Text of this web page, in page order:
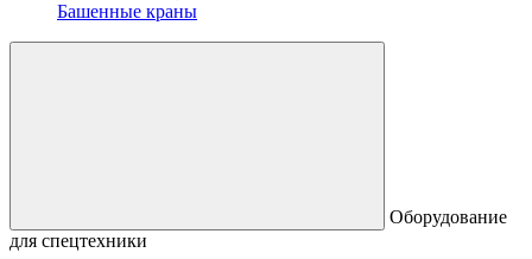
Башенные краны
Оборудование
для спецтехники